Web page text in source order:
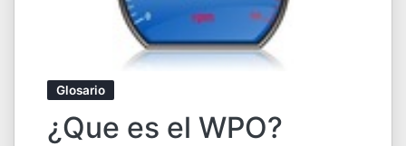
Glosario
¿Que es el WPO?